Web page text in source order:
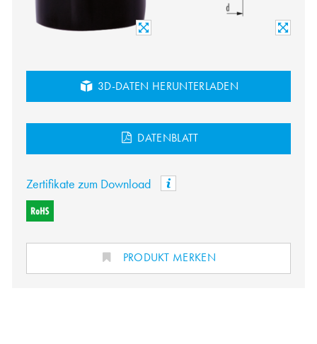
3D-DATEN HERUNTERLADEN
DATENBLATT
Zertifikate zum Download
PRODUKT MERKEN